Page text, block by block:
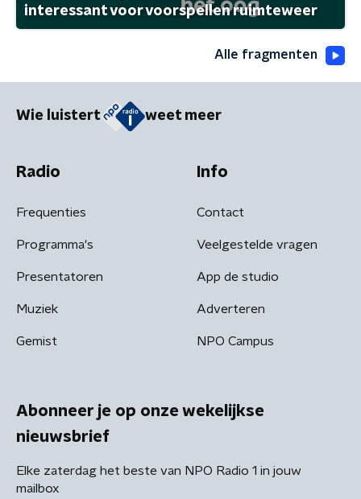
interessant voor voorspellen ruimteweer
Alle fragmenten
Wie luistert weet meer
Radio
Frequenties
Programma's
Presentatoren
Muziek
Gemist
Info
Contact
Veelgestelde vragen
App de studio
Adverteren
NPO Campus
Abonneer je op onze wekelijkse
nieuwsbrief
Elke zaterdag het beste van NPO Radio 1 in jouw
mailbox